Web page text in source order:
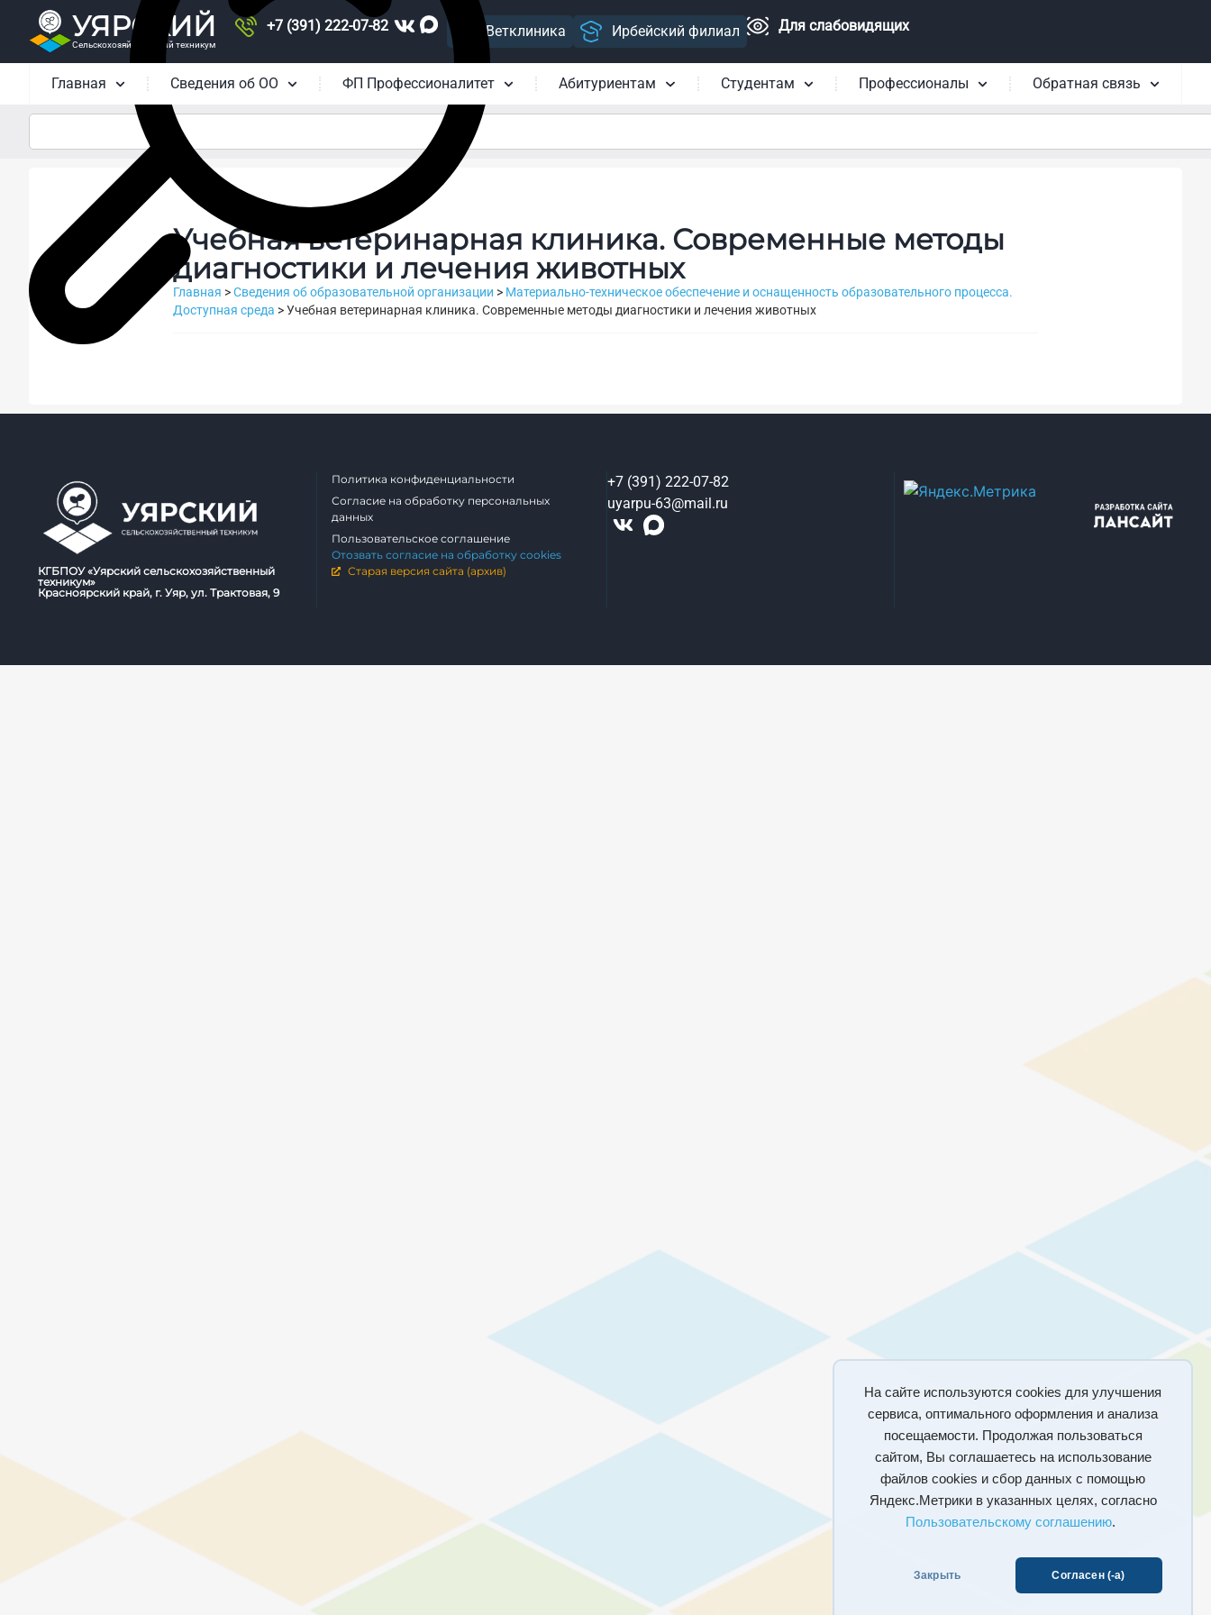
На сайте используются cookies для улучшения
сервиса, оптимального оформления и анализа
посещаемости. Продолжая пользоваться
сайтом, Вы соглашаетесь на использование
файлов cookies и сбор данных с помощью
Яндекс.Метрики в указанных целях, согласно
Пользовательскому соглашению.
Закрыть Согласен (-а)
УЯРСКИЙ
Сельскохозяйственный техникум
+7 (391) 222-07-82 Ветклиника Ирбейский филиал Для слабовидящих
Главная Сведения об ОО ФП Профессионалитет Абитуриентам Студентам Профессионалы Обратная связь
Учебная ветеринарная клиника. Современные методы
диагностики и лечения животных
Главная >Сведения об образовательной организации > Материально-техническое обеспечение и оснащенность образовательного процесса.
Доступная среда >Учебная ветеринарная клиника. Современные методы диагностики и лечения животных
КГБПОУ «Уярский сельскохозяйственный
техникум»
Красноярский край, г. Уяр, ул. Трактовая, 9
Политика конфиденциальности
Согласие на обработку персональных
данных
Пользовательское соглашение
Отозвать согласие на обработку cookies
Старая версия сайта (архив)
+7 (391) 222-07-82
uyarpu-63@mail.ru